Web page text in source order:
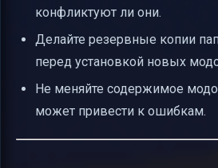
конфликтуют ли они.
Делайте резервные копии
перед установкой новых
Не меняйте содержимое
может привести к ошибкам.